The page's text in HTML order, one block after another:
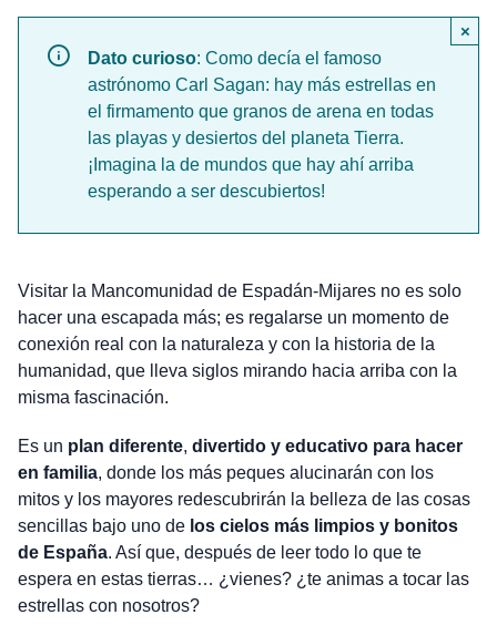
Dato curioso: Como decía el famoso
astrónomo Carl Sagan: hay más estrellas en
el firmamento que granos de arena en todas
las playas y desiertos del planeta Tierra.
¡Imagina la de mundos que hay ahí arriba
esperando a ser descubiertos!
×
Visitar la Mancomunidad de Espadán-Mijares no es solo
hacer una escapada más; es regalarse un momento de
conexión real con la naturaleza y con la historia de la
humanidad, que lleva siglos mirando hacia arriba con la
misma fascinación.
Es un plan diferente, divertido y educativo para hacer
en familia, donde los más peques alucinarán con los
mitos y los mayores redescubrirán la belleza de las cosas
sencillas bajo uno de los cielos más limpios y bonitos
de España. Así que, después de leer todo lo que te
espera en estas tierras… ¿vienes? ¿te animas a tocar las
estrellas con nosotros?